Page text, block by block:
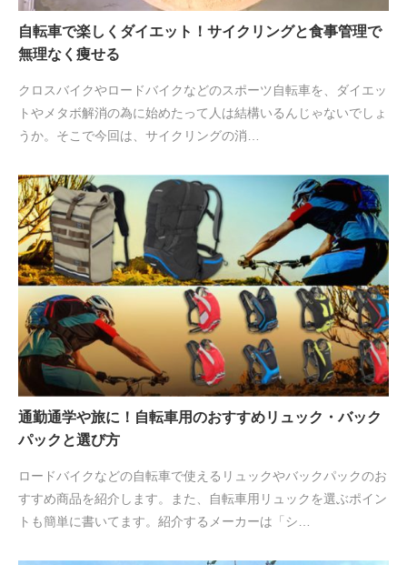
自転車で楽しくダイエット！サイクリングと食事管理で
無理なく痩せる
クロスバイクやロードバイクなどのスポーツ自転車を、ダイエッ
トやメタボ解消の為に始めたって人は結構いるんじゃないでしょ
うか。そこで今回は、サイクリングの消…
通勤通学や旅に！自転車用のおすすめリュック・バック
パックと選び方
ロードバイクなどの自転車で使えるリュックやバックパックのお
すすめ商品を紹介します。また、自転車用リュックを選ぶポイン
トも簡単に書いてます。紹介するメーカーは「シ…